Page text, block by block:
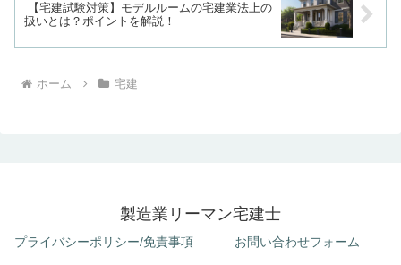
【宅建試験対策】モデルルームの宅建業法上の
扱いとは？ポイントを解説！
ホーム 宅建
製造業リーマン宅建士
プライバシーポリシー/免責事項 お問い合わせフォーム